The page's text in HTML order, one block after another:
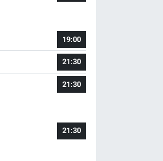
19:00
21:30
21:30
21:30